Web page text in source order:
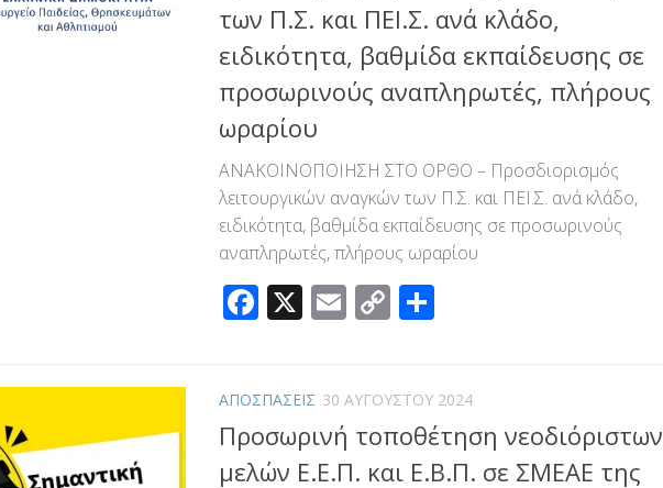
των Π.Σ. και ΠΕΙ.Σ. ανά κλάδο,
ειδικότητα, βαθμίδα εκπαίδευσης σε
προσωρινούς αναπληρωτές, πλήρους
ωραρίου
ΑΝΑΚΟΙΝΟΠΟΙΗΣΗ ΣΤΟ ΟΡΘΟ – Προσδιορισμός
λειτουργικών αναγκών των Π.Σ. και ΠΕΙ.Σ. ανά κλάδο,
ειδικότητα, βαθμίδα εκπαίδευσης σε προσωρινούς
αναπληρωτές, πλήρους ωραρίου
Facebook
X Email
Copy
ΑΠΟΣΠΑΣΕΙΣ 30 ΑΥΓΟΎΣΤΟΥ 2024
Προσωρινή τοποθέτηση νεοδιόριστων
μελών Ε.Ε.Π. και Ε.Β.Π. σε ΣΜΕΑΕ της